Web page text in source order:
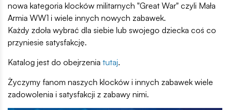
nowa kategoria klocków militarnych "Great War" czyli Mała
Armia WW1 i wiele innych nowych zabawek.
Każdy zdoła wybrać dla siebie lub swojego dziecka coś co
przyniesie satysfakcję.
Katalog jest do obejrzenia tutaj.
Życzymy fanom naszych klocków i innych zabawek wiele
zadowolenia i satysfakcji z zabawy nimi.